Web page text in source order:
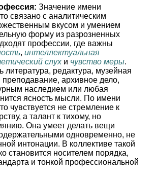
Значение имени
связано с аналитическим
вкусом и умением
форму из разрозненных
профессии, где важны
, интеллектуальная
слухи чувство меры.
литература, редактура, музейная
архивное дело,
наследием или любая
ясность мысли. По имени
чувствуется не стремление к
а талант к тихому, но
Она умеет делать вещи
одновременно, не
интонации. В коллективе такой
становится носителем порядка,
и тонкой профессиональной